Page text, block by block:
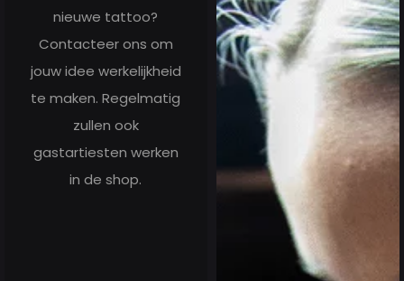
nieuwe tattoo?
Contacteer ons om
jouw idee werkelijkheid
te maken. Regelmatig
zullen ook
gastartiesten werken
in de shop.